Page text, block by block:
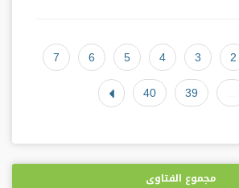
2
3
4
5
6
7
39
40
مجموع الفتاوى